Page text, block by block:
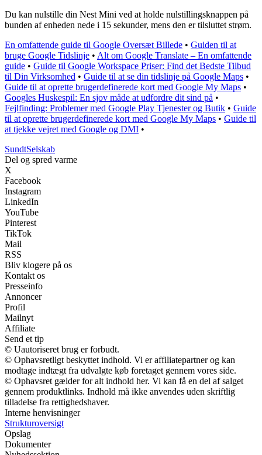
Du kan nulstille din Nest Mini ved at holde nulstillingsknappen på
bunden af enheden nede i 15 sekunder, mens den er tilsluttet strøm.
En omfattende guide til Google Oversæt Billede • Guiden til at
bruge Google Tidslinje • Alt om Google Translate – En omfattende
guide • Guide til Google Workspace Priser: Find det Bedste Tilbud
til Din Virksomhed • Guide til at se din tidslinje på Google Maps •
Guide til at oprette brugerdefinerede kort med Google My Maps •
Googles Huskespil: En sjov måde at udfordre dit sind på •
Fejlfinding: Problemer med Google Play Tjenester og Butik • Guide
til at oprette brugerdefinerede kort med Google My Maps • Guide til
at tjekke vejret med Google og DMI •
SundtSelskab
Del og spred varme
X
Facebook
Instagram
LinkedIn
YouTube
Pinterest
TikTok
Mail
RSS
Bliv klogere på os
Kontakt os
Presseinfo
Annoncer
Profil
Mailnyt
Affiliate
Send et tip
© Uautoriseret brug er forbudt.
© Ophavsretligt beskyttet indhold. Vi er affiliatepartner og kan
modtage indtægt fra udvalgte køb foretaget gennem vores side.
© Ophavsret gælder for alt indhold her. Vi kan få en del af salget
gennem produktlinks. Indhold må ikke anvendes uden skriftlig
tilladelse fra rettighedshaver.
Interne henvisninger
Strukturoversigt
Opslag
Dokumenter